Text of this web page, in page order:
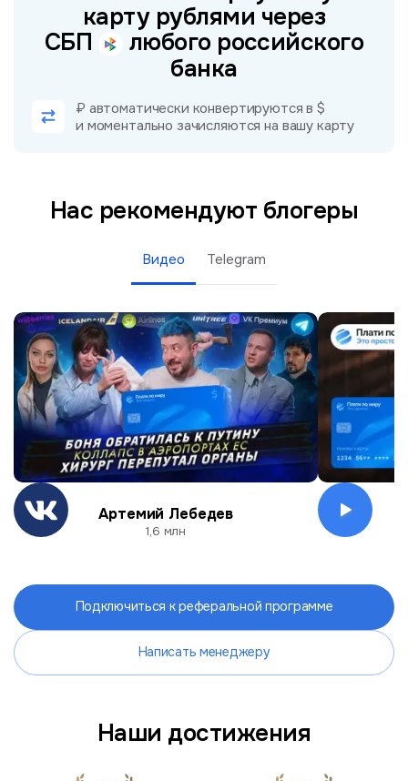
карту рублями через
СБП
любого российского
банка
₽ автоматически конвертируются в $
и моментально зачисляются на вашу карту
Нас рекомендуют блогеры
Видео Telegram
Артемий Лебедев
1,6 млн
Подключиться к реферальной программе
Написать менеджеру
Наши достижения